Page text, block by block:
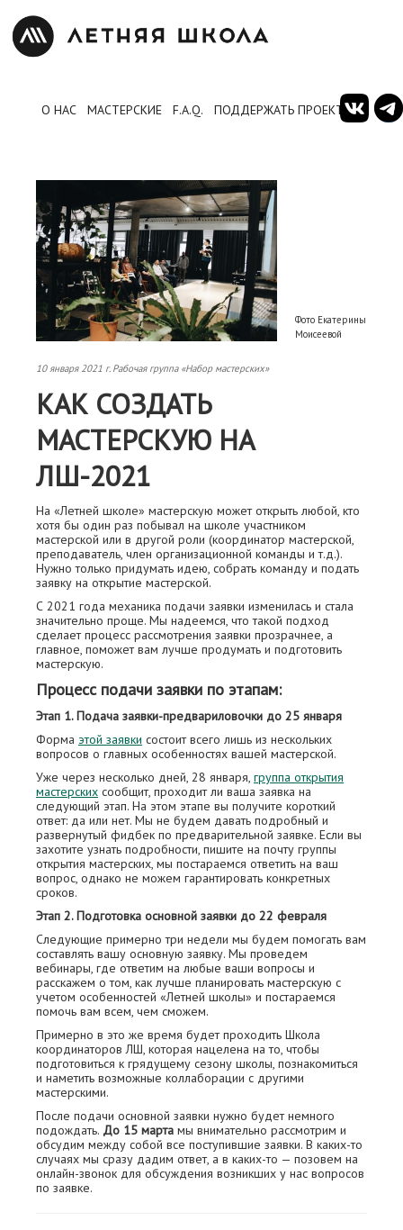
О НАС МАСТЕРСКИЕ F.A.Q. ПОДДЕРЖАТЬ ПРОЕКТ
Фото Екатерины
Моисеевой
10 января 2021 г. Рабочая группа «Набор мастерских»
КАК СОЗДАТЬ
МАСТЕРСКУЮ НА
ЛШ-2021
На «Летней школе» мастерскую может открыть любой, кто
хотя бы один раз побывал на школе участником
мастерской или в другой роли (координатор мастерской,
преподаватель, член организационной команды и т.д.).
Нужно только придумать идею, собрать команду и подать
заявку на открытие мастерской.
С 2021 года механика подачи заявки изменилась и стала
значительно проще. Мы надеемся, что такой подход
сделает процесс рассмотрения заявки прозрачнее, а
главное, поможет вам лучше продумать и подготовить
мастерскую.
Процесс подачи заявки по этапам:
Этап 1. Подача заявки-предвариловочки до 25 января
Форма этой заявки состоит всего лишь из нескольких
вопросов о главных особенностях вашей мастерской.
Уже через несколько дней, 28 января, группа открытия
мастерских сообщит, проходит ли ваша заявка на
следующий этап. На этом этапе вы получите короткий
ответ: да или нет. Мы не будем давать подробный и
развернутый фидбек по предварительной заявке. Если вы
захотите узнать подробности, пишите на почту группы
открытия мастерских, мы постараемся ответить на ваш
вопрос, однако не можем гарантировать конкретных
сроков.
Этап 2. Подготовка основной заявки до 22 февраля
Следующие примерно три недели мы будем помогать вам
составлять вашу основную заявку. Мы проведем
вебинары, где ответим на любые ваши вопросы и
расскажем о том, как лучше планировать мастерскую с
учетом особенностей «Летней школы» и постараемся
помочь вам всем, чем сможем.
Примерно в это же время будет проходить Школа
координаторов ЛШ, которая нацелена на то, чтобы
подготовиться к грядущему сезону школы, познакомиться
и наметить возможные коллаборации с другими
мастерскими.
После подачи основной заявки нужно будет немного
подождать. До 15 марта мы внимательно рассмотрим и
обсудим между собой все поступившие заявки. В каких-то
случаях мы сразу дадим ответ, а в каких-то — позовем на
онлайн-звонок для обсуждения возникших у нас вопросов
по заявке.